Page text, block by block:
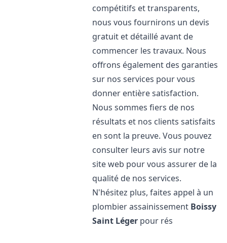
compétitifs et transparents,
nous vous fournirons un devis
gratuit et détaillé avant de
commencer les travaux. Nous
offrons également des garanties
sur nos services pour vous
donner entière satisfaction.
Nous sommes fiers de nos
résultats et nos clients satisfaits
en sont la preuve. Vous pouvez
consulter leurs avis sur notre
site web pour vous assurer de la
qualité de nos services.
N'hésitez plus, faites appel à un
plombier assainissement Boissy
Saint Léger pour rés